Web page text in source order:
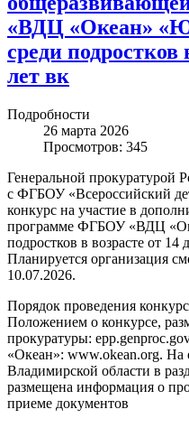
«ВДЦ «Океан»
среди подростков
лет вк
Подробности
26 марта 2026
Просмотров: 345
Генеральной прокуратурой
с ФГБОУ «Всероссийский
конкурс на участие в
программе ФГБОУ «ВДЦ
подростков в возрасте от 14
Планируется организация
10.07.2026.
Порядок проведения
Положением о конкурсе,
прокуратуры:
«Океан»: www.okean.org. На
Владимирской области в
размещена информация о
приеме документов